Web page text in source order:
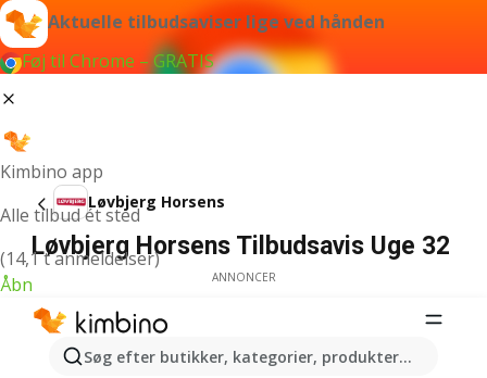
Aktuelle tilbudsaviser lige ved hånden
Føj til Chrome – GRATIS
Kimbino app
Alle tilbud ét sted
(14,1 t anmeldelser)
Åbn
Søg efter butikker, kategorier, produkter...
Løvbjerg Horsens
Løvbjerg Horsens Tilbudsavis Uge 32
ANNONCER